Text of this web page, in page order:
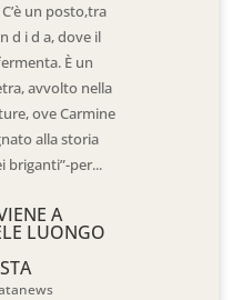
un posto,tra
d i d a, dove il
È un
avvolto nella
ove Carmine
alla storia
briganti”-per...
A
LUONGO